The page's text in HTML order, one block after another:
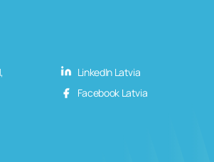
LinkedIn Latvia
Facebook Latvia